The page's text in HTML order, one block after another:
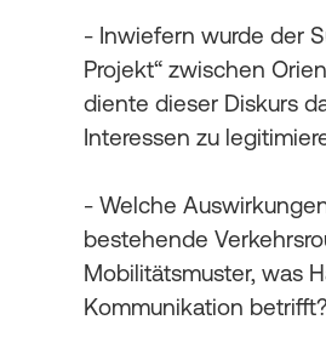
- Inwiefern wurde der
Projekt“ zwischen
diente dieser Diskurs
Interessen zu
- Welche
bestehende
Mobilitätsmuster, was
Kommunikation betrifft?